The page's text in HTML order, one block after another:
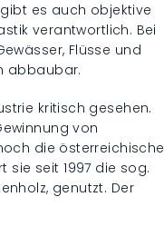
es auch objektive
verantwortlich. Bei
Flüsse und
abbaubar.
kritisch gesehen.
von
die österreichische
sie seit 1997 die sog.
genutzt. Der